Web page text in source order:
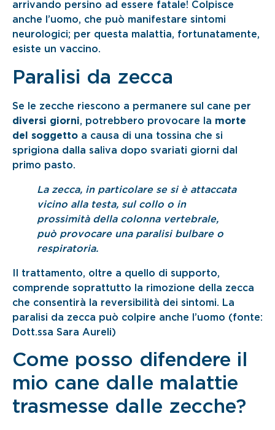
arrivando persino ad essere fatale! Colpisce
anche l’uomo, che può manifestare sintomi
neurologici; per questa malattia, fortunatamente,
esiste un vaccino.
Paralisi da zecca
Se le zecche riescono a permanere sul cane per
diversi giorni, potrebbero provocare la morte
del soggetto a causa di una tossina che si
sprigiona dalla saliva dopo svariati giorni dal
primo pasto.
La zecca, in particolare se si è attaccata
vicino alla testa, sul collo o in
prossimità della colonna vertebrale,
può provocare una paralisi bulbare o
respiratoria.
Il trattamento, oltre a quello di supporto,
comprende soprattutto la rimozione della zecca
che consentirà la reversibilità dei sintomi. La
paralisi da zecca può colpire anche l’uomo (fonte:
Dott.ssa Sara Aureli)
Come posso difendere il
mio cane dalle malattie
trasmesse dalle zecche?